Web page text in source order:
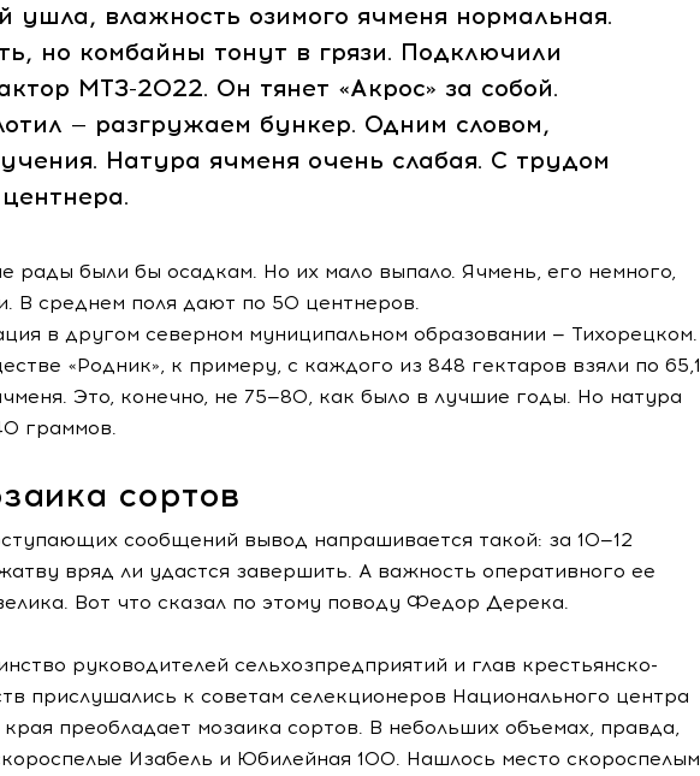
ушла, влажность озимого ячменя нормальная.
но комбайны тонут в грязи. Подключили
МТЗ-2022. Он тянет «Акрос» за собой.
— разгружаем бункер. Одним словом,
Натура ячменя очень слабая. С трудом
рады были бы осадкам. Но их мало выпало. Ячмень, его немного,
В среднем поля дают по 50 центнеров.
в другом северном муниципальном образовании — Тихорецком.
«Родник», к примеру, с каждого из 848 гектаров взяли по 65,1
Это, конечно, не 75—80, как было в лучшие годы. Но натура
граммов.
сортов
сообщений вывод напрашивается такой: за 10—12
вряд ли удастся завершить. А важность оперативного ее
Вот что сказал по этому поводу Федор Дерека.
руководителей сельхозпредприятий и глав крестьянско-
прислушались к советам селекционеров Национального центра
преобладает мозаика сортов. В небольших объемах, правда,
Изабель и Юбилейная 100. Нашлось место скороспелым